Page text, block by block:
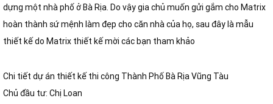
dựng một nhà phố ở Bà Rịa. Do vậy gia chủ muốn gửi gắm cho Matrix
hoàn thành sứ mệnh làm đẹp cho căn nhà của họ, sau đây là mẫu
thiết kế do Matrix thiết kế mời các bạn tham khảo
Chi tiết dự án thiết kế thi công Thành Phố Bà Rịa Vũng Tàu
Chủ đầu tư: Chị Loan